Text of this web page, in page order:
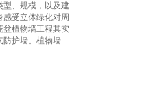
型、规模，以及建
受立体绿化对周
盆植物墙工程其实
防护墙。植物墙